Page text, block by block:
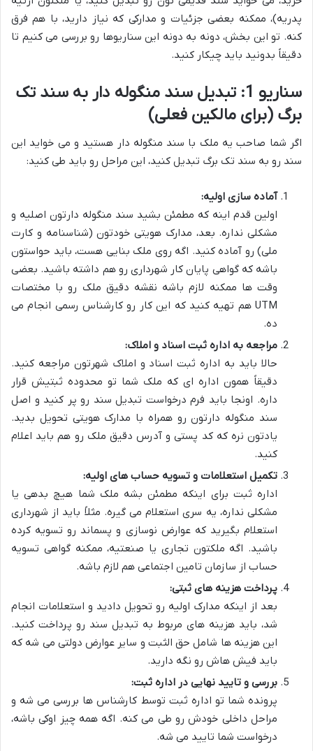
پدریه)، ممکنه بعضی جزئیات و مدارکی که نیاز دارید، با هم فرق
کنه. تو این بخش، دونه به دونه این سناریوها رو بررسی می کنیم تا
دقیقاً بدونید باید چیکار کنید.
سناریو 1: تبدیل سند منگوله دار به سند تک
برگ (برای مالکین فعلی)
اگر شما صاحب یه ملک با سند منگوله دار هستید و می خواید این
سند رو به سند تک برگ تبدیل کنید، این مراحل رو باید طی کنید:
آماده سازی اولیه:
اولین قدم اینه که مطمئن بشید سند منگوله دارتون اصلیه و
مشکلی نداره. بعد، مدارک هویتی خودتون (شناسنامه و کارت
ملی) رو آماده کنید. اگه روی ملک بنایی هست، باید حواستون
باشه که گواهی پایان کار شهرداری رو هم داشته باشید. بعضی
وقت ها ممکنه لازم باشه نقشه دقیق ملک رو با مختصات
UTM هم تهیه کنید که این کار رو کارشناس رسمی انجام می
ده.
مراجعه به اداره ثبت اسناد و املاک:
حالا باید به اداره ثبت اسناد و املاک شهرتون مراجعه کنید.
دقیقاً همون اداره ای که ملک شما تو محدوده ثبتیش قرار
داره. اونجا باید فرم درخواست تبدیل سند رو پر کنید و اصل
سند منگوله دارتون رو همراه با مدارک هویتی تحویل بدید.
یادتون نره که کد پستی و آدرس دقیق ملک رو هم باید اعلام
کنید.
تکمیل استعلامات و تسویه حساب های اولیه:
اداره ثبت برای اینکه مطمئن بشه ملک شما هیچ بدهی یا
مشکلی نداره، یه سری استعلام می گیره. مثلاً باید از شهرداری
استعلام بگیرید که عوارض نوسازی و پسماند رو تسویه کرده
باشید. اگه ملکتون تجاری یا صنعتیه، ممکنه گواهی تسویه
حساب از سازمان تامین اجتماعی هم لازم باشه.
پرداخت هزینه های ثبتی:
بعد از اینکه مدارک اولیه رو تحویل دادید و استعلامات انجام
شد، باید هزینه های مربوط به تبدیل سند رو پرداخت کنید.
این هزینه ها شامل حق الثبت و سایر عوارض دولتی می شه که
باید فیش هاش رو نگه دارید.
بررسی و تایید نهایی در اداره ثبت:
پرونده شما تو اداره ثبت توسط کارشناس ها بررسی می شه و
مراحل داخلی خودش رو طی می کنه. اگه همه چیز اوکی باشه،
درخواست شما تایید می شه.